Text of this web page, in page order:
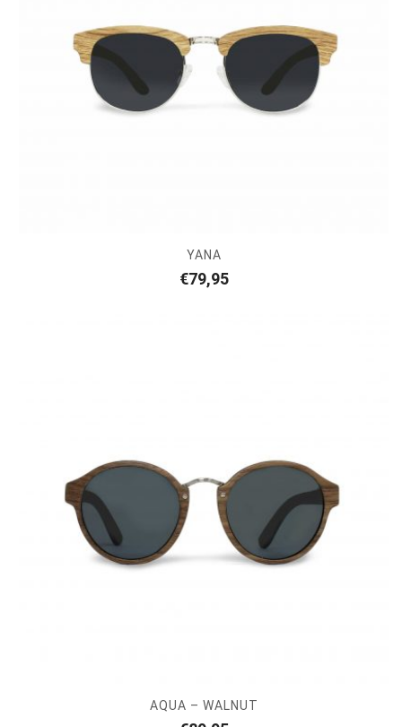
YANA
€79,95
AQUA – WALNUT